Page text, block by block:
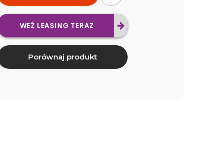
WEŹ LEASING TERAZ
Porównaj produkt